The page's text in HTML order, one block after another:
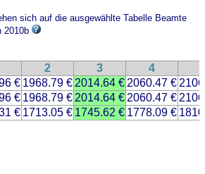
sich auf die ausgewählte Tabelle Beamte
2010b
2 3 4
€ 1968.79 € 2014.64 € 2060.47 €
€ 1968.79 € 2014.64 € 2060.47 €
€ 1713.05 € 1745.62 € 1778.09 €